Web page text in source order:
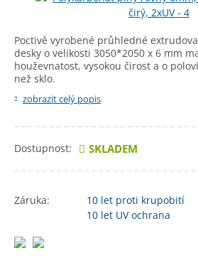
Poctivě vyrobené průhledné
desky o velikosti 3050*2050 x 6 mm
houževnatost, vysokou čirost a o
než sklo.
zobrazit celý popis
Dostupnost: SKLADEM
Záruka: 10 let proti krupobití
10 let UV ochrana